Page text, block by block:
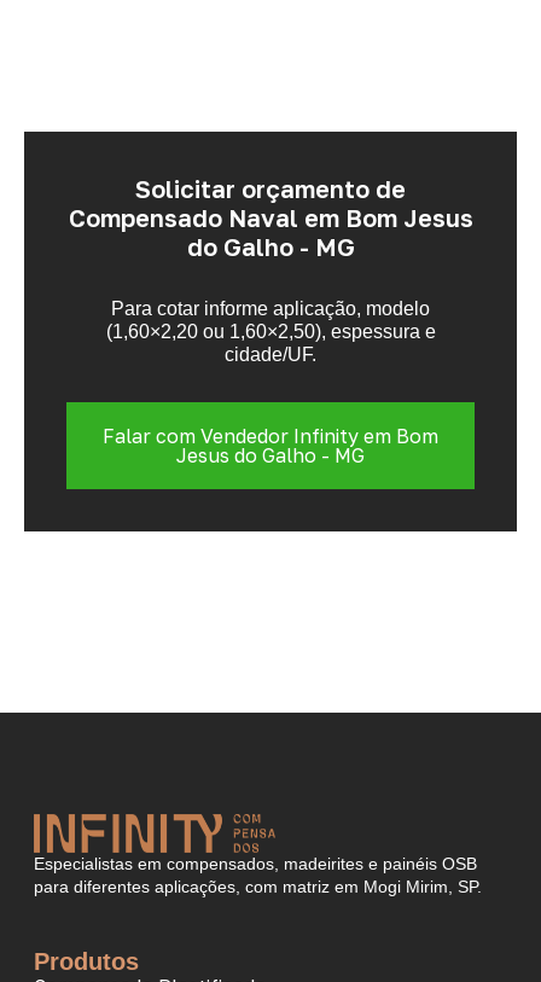
Solicitar orçamento de
Compensado Naval em Bom Jesus
do Galho - MG
Para cotar informe aplicação, modelo
(1,60×2,20 ou 1,60×2,50), espessura e
cidade/UF.
Falar com Vendedor Infinity em Bom
Jesus do Galho - MG
Especialistas em compensados, madeirites e painéis OSB
para diferentes aplicações, com matriz em Mogi Mirim, SP.
Produtos